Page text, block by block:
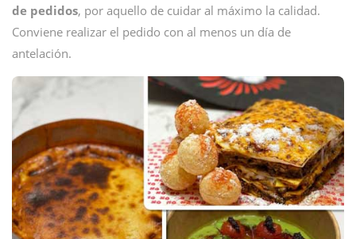
de pedidos, por aquello de cuidar al máximo la calidad.
Conviene realizar el pedido con al menos un día de
antelación.